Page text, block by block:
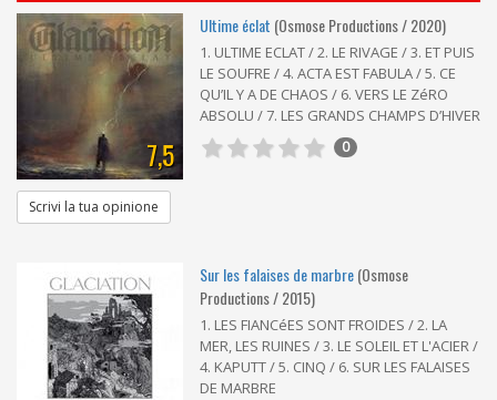
7,5
Ultime éclat (Osmose Productions / 2020)
1. ULTIME ECLAT / 2. LE RIVAGE / 3. ET PUIS
LE SOUFRE / 4. ACTA EST FABULA / 5. CE
QU’IL Y A DE CHAOS / 6. VERS LE ZéRO
ABSOLU / 7. LES GRANDS CHAMPS D’HIVER
0
Scrivi la tua opinione
Sur les falaises de marbre(Osmose
Productions / 2015)
1. LES FIANCéES SONT FROIDES / 2. LA
MER, LES RUINES / 3. LE SOLEIL ET L'ACIER /
4. KAPUTT / 5. CINQ / 6. SUR LES FALAISES
DE MARBRE